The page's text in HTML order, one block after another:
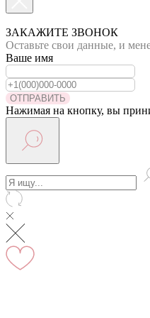
Вы на сайте Московского
-5% на первый заказ
Адрес: г.Москва, мкр
ЗАКАЖИТЕ ЗВОНОК
Оставьте свои данные, и
Ваше имя
ОТПРАВИТЬ
Нажимая на кнопку, вы